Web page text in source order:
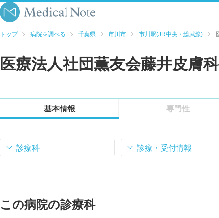
トップ 病院を調べる 千葉県 市川市 市川駅(JR中央・総武線)
医療法人社団薫友会藤井皮膚
基本情報 専門性
診療科 診療・受付情報
この病院の診療科